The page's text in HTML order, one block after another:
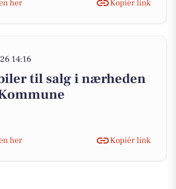
her Kopiér link
14:16
til salg i nærheden
her
Kopiér link